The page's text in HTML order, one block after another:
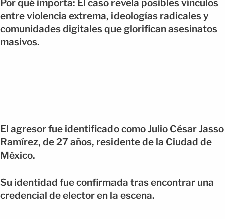
Por qué importa: El caso revela posibles vínculos
entre violencia extrema, ideologías radicales y
comunidades digitales que glorifican asesinatos
masivos.
El agresor fue identificado como Julio César Jasso
Ramírez, de 27 años, residente de la Ciudad de
México.
Su identidad fue confirmada tras encontrar una
credencial de elector en la escena.